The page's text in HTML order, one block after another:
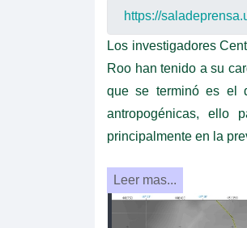
Los investigadores
Roo han tenido a su
que se terminó es el
antropogénicas, ello
principalmente en la
Leer mas...